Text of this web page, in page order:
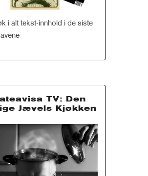
i alt tekst-innhold i de siste
TV: Den
Jævels Kjøkken